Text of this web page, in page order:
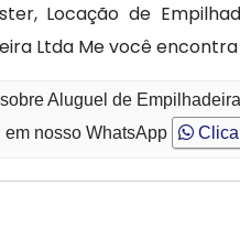
Locação de
Ltda Me você
Aluguel de
em nosso WhatsApp